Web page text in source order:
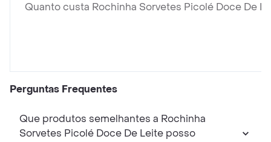
Quanto custa Rochinha Sorvetes Picolé Doce De
Perguntas Frequentes
Que produtos semelhantes a Rochinha
Sorvetes Picolé Doce De Leite posso